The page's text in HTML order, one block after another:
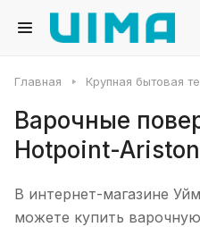
Главная Крупная бытовая
Варочные
Hotpoint-Ariston
В интернет-магазине
можете купить